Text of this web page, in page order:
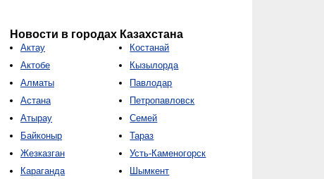
Новости в городах Казахстана
Актау
Актобе
Алматы
Астана
Атырау
Байконыр
Жезказган
Караганда
Костанай
Кызылорда
Павлодар
Петропавловск
Семей
Тараз
Усть-Каменогорск
Шымкент